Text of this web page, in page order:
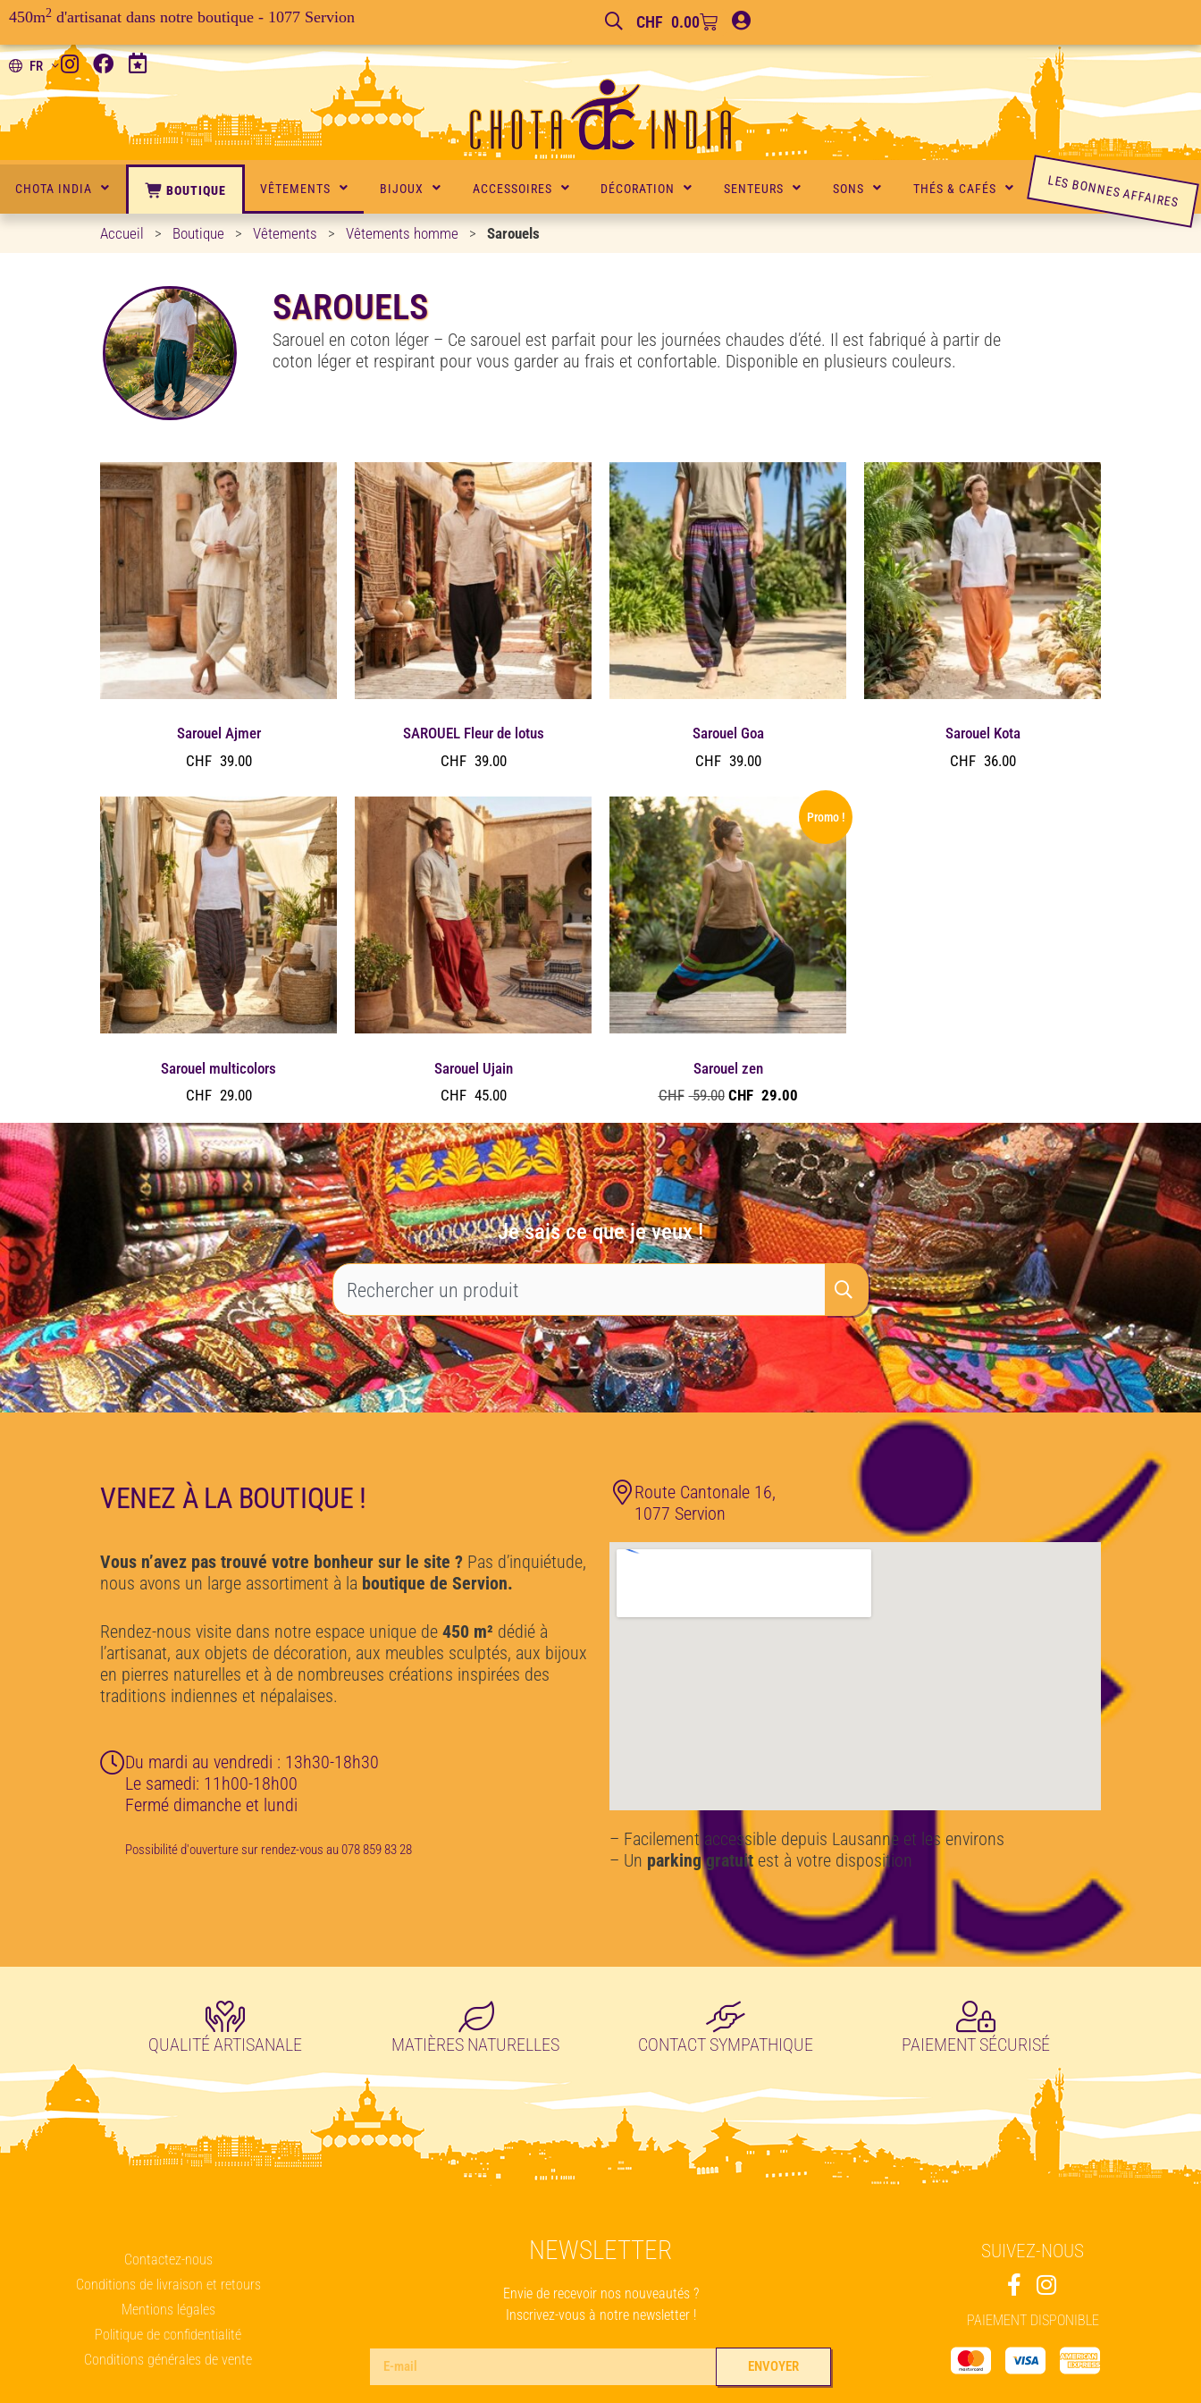
450m2 d'artisanat dans notre boutique - 1077 Servion CHF 0.00
FR
CHOTA INDIA BOUTIQUE VÊTEMENTS BIJOUX ACCESSOIRES DÉCORATION SENTEURS SONS THÉS & CAFÉS LES BONNES AFFAIRES
Accueil > Boutique > Vêtements > Vêtements homme > Sarouels
SAROUELS
Sarouel en coton léger – Ce sarouel est parfait pour les journées chaudes d’été. Il est fabriqué à partir de
coton léger et respirant pour vous garder au frais et confortable. Disponible en plusieurs couleurs.
Sarouel Ajmer
CHF 39.00
SAROUEL Fleur de lotus
CHF 39.00
Sarouel Goa
CHF 39.00
Sarouel Kota
CHF 36.00
Sarouel multicolors
CHF 29.00
Sarouel Ujain
CHF 45.00
Promo !
Sarouel zen
CHF 59.00 CHF 29.00
Je sais ce que je veux !
VENEZ À LA BOUTIQUE !
Vous n’avez pas trouvé votre bonheur sur le site ? Pas d’inquiétude,
nous avons un large assortiment à la boutique de Servion.
Rendez-nous visite dans notre espace unique de 450 m² dédié à
l’artisanat, aux objets de décoration, aux meubles sculptés, aux bijoux
en pierres naturelles et à de nombreuses créations inspirées des
traditions indiennes et népalaises.
Du mardi au vendredi : 13h30-18h30
Le samedi: 11h00-18h00
Fermé dimanche et lundi
Possibilité d'ouverture sur rendez-vous au 078 859 83 28
Route Cantonale 16,
1077 Servion
– Facilement accessible depuis Lausanne et les environs
– Un parking gratuitest à votre disposition
QUALITÉ ARTISANALE MATIÈRES NATURELLES CONTACT SYMPATHIQUE PAIEMENT SÉCURISÉ
Contactez-nous
Conditions de livraison et retours
Mentions légales
Politique de confidentialité
Conditions générales de vente
NEWSLETTER
Envie de recevoir nos nouveautés ?
Inscrivez-vous à notre newsletter !
ENVOYER
SUIVEZ-NOUS
PAIEMENT DISPONIBLE